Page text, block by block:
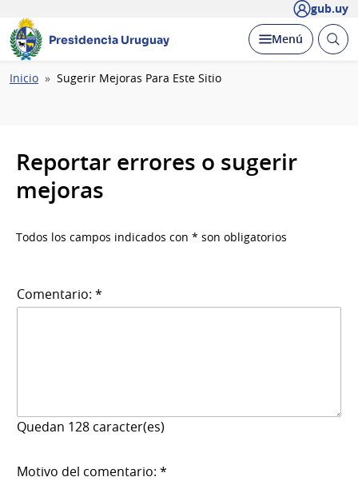
gub.uy
Presidencia Uruguay Desplegar
Menú Abrir
Ruta
Inicio Sugerir Mejoras Para Este Sitio
Reportar errores o sugerir
mejoras
Todos los campos indicados con * son obligatorios
Comentario: *
Quedan 128 caracter(es)
Motivo del comentario: *